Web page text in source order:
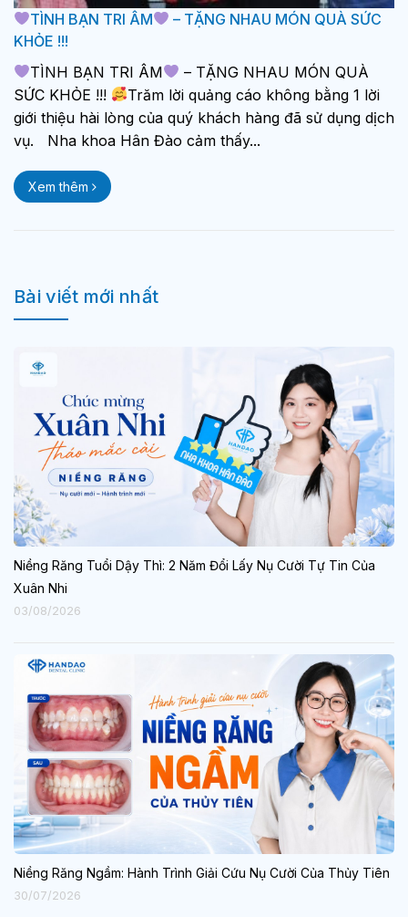
TÌNH BẠN TRI ÂM
– TẶNG NHAU MÓN QUÀ SỨC
KHỎE !!!
TÌNH BẠN TRI ÂM
– TẶNG NHAU MÓN QUÀ
SỨC KHỎE !!!
Trăm lời quảng cáo không bằng 1 lời
giới thiệu hài lòng của quý khách hàng đã sử dụng dịch
vụ. Nha khoa Hân Đào cảm thấy...
Xem thêm
Bài viết mới nhất
Niềng Răng Tuổi Dậy Thì: 2 Năm Đổi Lấy Nụ Cười Tự Tin Của
Xuân Nhi
03/08/2026
Niềng Răng Ngầm: Hành Trình Giải Cứu Nụ Cười Của Thủy Tiên
30/07/2026